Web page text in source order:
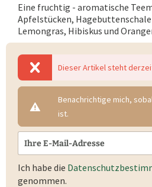
Eine fruchtig - aromatische
Apfelstücken,
Lemongras, Hibiskus und
Dieser Artikel steht
Benachrichtige mich,
ist.
Ich habe die
genommen.